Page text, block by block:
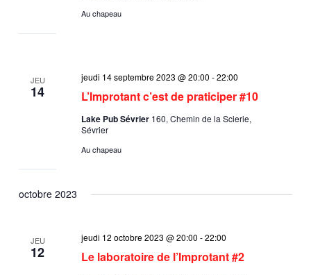
Au chapeau
JEU
14 L’Improtant c’est de praticiper #10
jeudi 14 septembre 2023 @ 20:00 -22:00
Lake Pub Sévrier 160, Chemin de la Scierie,
Sévrier
Au chapeau
octobre 2023
JEU
12 Le laboratoire de l’Improtant #2
jeudi 12 octobre 2023 @ 20:00 -22:00